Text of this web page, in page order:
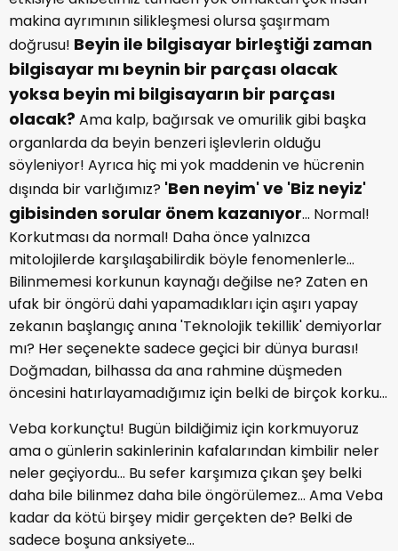
makina ayrımının silikleşmesi olursa şaşırmam
doğrusu! Beyin ile bilgisayar birleştiği zaman
bilgisayar mı beynin bir parçası olacak
yoksa beyin mi bilgisayarın bir parçası
olacak? Ama kalp, bağırsak ve omurilik gibi başka
organlarda da beyin benzeri işlevlerin olduğu
söyleniyor! Ayrıca hiç mi yok maddenin ve hücrenin
dışında bir varlığımız? 'Ben neyim' ve 'Biz neyiz'
gibisinden sorular önem kazanıyor... Normal!
Korkutması da normal! Daha önce yalnızca
mitolojilerde karşılaşabilirdik böyle fenomenlerle...
Bilinmemesi korkunun kaynağı değilse ne? Zaten en
ufak bir öngörü dahi yapamadıkları için aşırı yapay
zekanın başlangıç anına 'Teknolojik tekillik' demiyorlar
mı? Her seçenekte sadece geçici bir dünya burası!
Doğmadan, bilhassa da ana rahmine düşmeden
öncesini hatırlayamadığımız için belki de birçok korku...
Veba korkunçtu! Bugün bildiğimiz için korkmuyoruz
ama o günlerin sakinlerinin kafalarından kimbilir neler
neler geçiyordu... Bu sefer karşımıza çıkan şey belki
daha bile bilinmez daha bile öngörülemez... Ama Veba
kadar da kötü birşey midir gerçekten de? Belki de
sadece boşuna anksiyete...